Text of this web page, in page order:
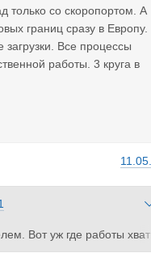
только со скоропортом. А
границ сразу в Европу.
Все процессы
работы. 3 круга в
Вот уж где работы хват